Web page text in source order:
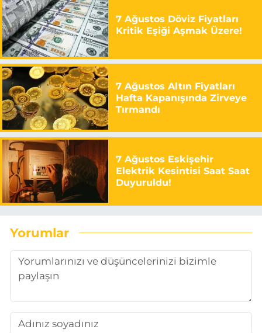
7 Ağustos Döviz Fiyatları
Kritik Eşiği Aşmak Üzere!
7 Ağustos Altın Fiyatları
Hafta Kapanışında Zirveye
Tırmandı
7 Ağustos Eskişehir
Elektrik Kesintisi Saat Saat
Duyuruldu!
Yorumlar